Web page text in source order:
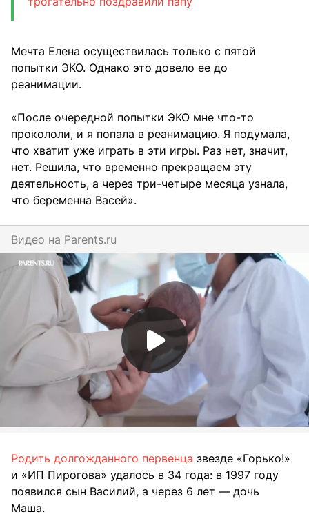
Мечта Елена осуществилась только с пятой
попытки ЭКО. Однако это довело ее до
реанимации.
«После очередной попытки ЭКО мне что-то
прокололи, и я попала в реанимацию. Я подумала,
что хватит уже играть в эти игры. Раз нет, значит,
нет. Решила, что временно прекращаем эту
деятельность, а через три-четыре месяца узнала,
что беременна Васей».
Видео на parents.ru
Родить долгожданного первенца звезде «Горько!»
и «ИП Пирогова» удалось в 34 года: в 1997 году
появился сын Василий, а через 6 лет — дочь
Маша.